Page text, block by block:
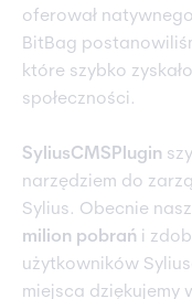
oferował
BitBag
które szybko
społeczności.
SyliusCMSPlugin
narzędziem do
Sylius. Obecnie
milion pobrań i
użytkowników
miejsca dziękujemy